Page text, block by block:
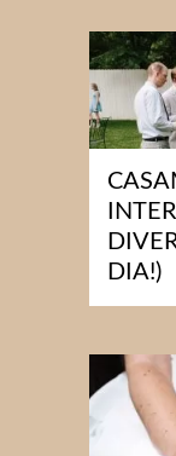
DIA!)